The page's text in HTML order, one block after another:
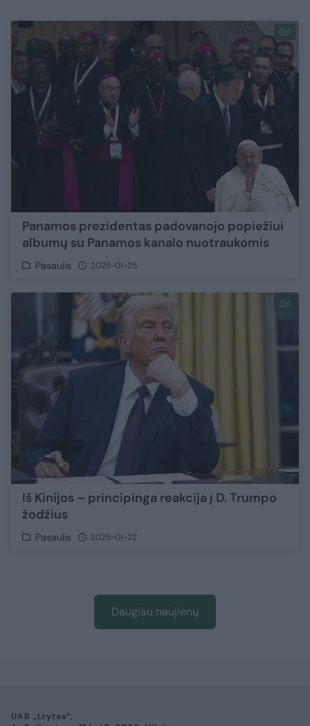
1
Panamos prezidentas padovanojo popiežiui
albumų su Panamos kanalo nuotraukomis
Pasaulis 2025-01-25
1
Iš Kinijos – principinga reakcija į D. Trumpo
žodžius
Pasaulis 2025-01-22
Daugiau naujienų
UAB „Lrytas“,